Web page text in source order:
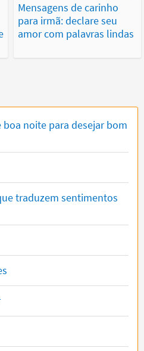
Mensagens de carinho
para irmã: declare seu
amor com palavras lindas
noite para desejar bom
traduzem sentimentos